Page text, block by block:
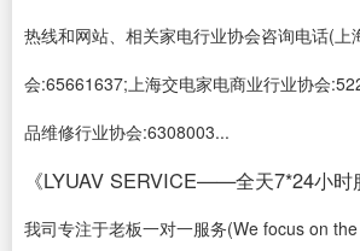
热线和网站、相关家电行业协会咨询电话(上
会:65661637;上海交电家电商业行业协会
品维修行业协会:6308003...
《LYUAV SERVICE——全天7*24小时
我司专注于老板一对一服务(We focus on